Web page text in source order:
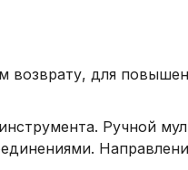
для
Ручной